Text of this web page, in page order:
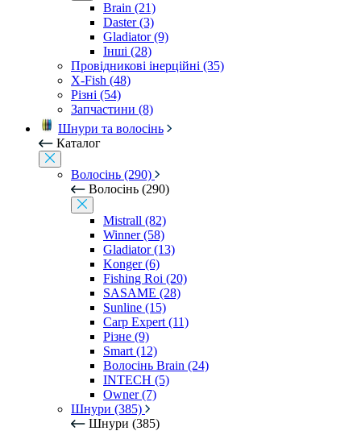
Brain (21)
Daster (3)
Gladiator (9)
Інші (28)
Провідникові інерційні (35)
X-Fish (48)
Різні (54)
Запчастини (8)
Шнури та волосінь
Каталог
Волосінь (290)
Волосінь (290)
Mistrall (82)
Winner (58)
Gladiator (13)
Konger (6)
Fishing Roi (20)
SASAME (28)
Sunline (15)
Carp Expert (11)
Різне (9)
Smart (12)
Волосінь Brain (24)
INTECH (5)
Owner (7)
Шнури (385)
Шнури (385)